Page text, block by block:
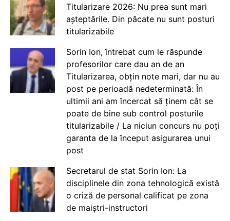
Titularizare 2026: Nu prea sunt mari
așteptările. Din păcate nu sunt posturi
titularizabile
Sorin Ion, întrebat cum le răspunde
profesorilor care dau an de an
Titularizarea, obțin note mari, dar nu au
post pe perioadă nedeterminată: În
ultimii ani am încercat să ținem cât se
poate de bine sub control posturile
titularizabile / La niciun concurs nu poți
garanta de la început asigurarea unui
post
Secretarul de stat Sorin Ion: La
disciplinele din zona tehnologică există
o criză de personal calificat pe zona
de maiștri-instructori